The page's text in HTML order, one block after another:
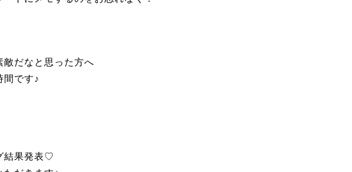
敵だなと思った方へ
間です♪
結果発表♡